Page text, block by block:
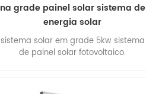
na grade painel solar sistema de
energia solar
sistema solar em grade 5kw sistema
de painel solar fotovoltaico.